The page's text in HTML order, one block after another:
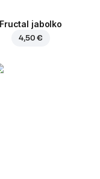
Fructal jabolko
4,50 €